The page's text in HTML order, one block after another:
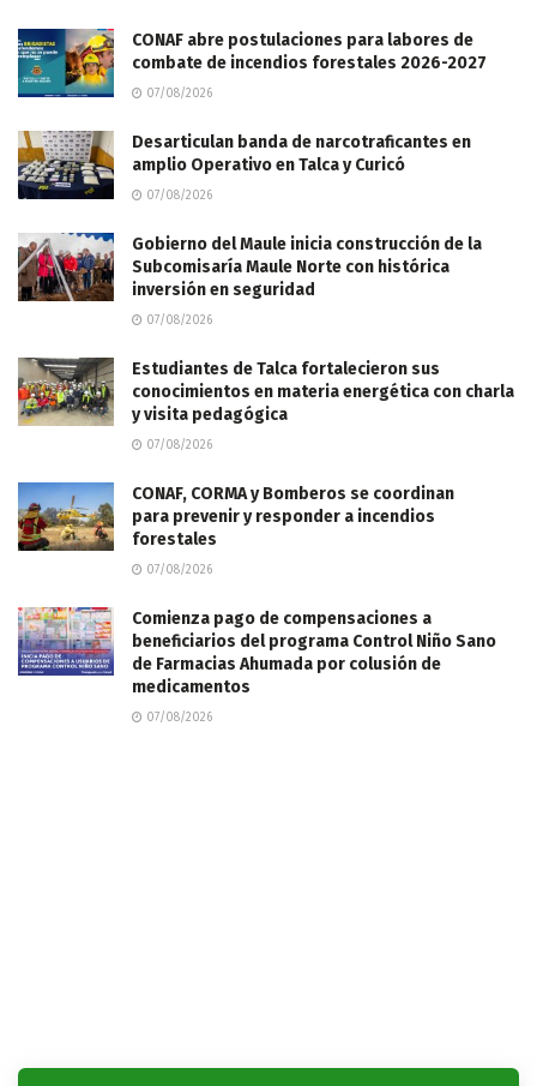
CONAF abre postulaciones para labores de
combate de incendios forestales 2026-2027
07/08/2026
Desarticulan banda de narcotraficantes en
amplio Operativo en Talca y Curicó
07/08/2026
Gobierno del Maule inicia construcción de la
Subcomisaría Maule Norte con histórica
inversión en seguridad
07/08/2026
Estudiantes de Talca fortalecieron sus
conocimientos en materia energética con charla
y visita pedagógica
07/08/2026
CONAF, CORMA y Bomberos se coordinan
para prevenir y responder a incendios
forestales
07/08/2026
Comienza pago de compensaciones a
beneficiarios del programa Control Niño Sano
de Farmacias Ahumada por colusión de
medicamentos
07/08/2026